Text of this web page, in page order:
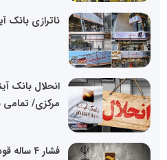
ناترازی بانک
انحلال بانک
مرکزی/
فشار ۴